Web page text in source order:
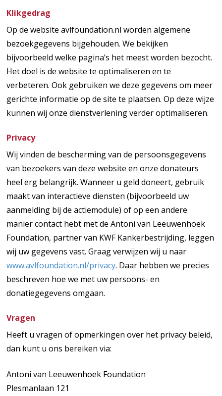
Klikgedrag
Op de website avlfoundation.nl worden algemene
bezoekgegevens bijgehouden. We bekijken
bijvoorbeeld welke pagina’s het meest worden bezocht.
Het doel is de website te optimaliseren en te
verbeteren. Ook gebruiken we deze gegevens om meer
gerichte informatie op de site te plaatsen. Op deze wijze
kunnen wij onze dienstverlening verder optimaliseren.
Privacy
Wij vinden de bescherming van de persoonsgegevens
van bezoekers van deze website en onze donateurs
heel erg belangrijk. Wanneer u geld doneert, gebruik
maakt van interactieve diensten (bijvoorbeeld uw
aanmelding bij de actiemodule) of op een andere
manier contact hebt met de Antoni van Leeuwenhoek
Foundation, partner van KWF Kankerbestrijding, leggen
wij uw gegevens vast. Graag verwijzen wij u naar
www.avlfoundation.nl/privacy. Daar hebben we precies
beschreven hoe we met uw persoons- en
donatiegegevens omgaan.
Vragen
Heeft u vragen of opmerkingen over het privacy beleid,
dan kunt u ons bereiken via:
Antoni van Leeuwenhoek Foundation
Plesmanlaan 121